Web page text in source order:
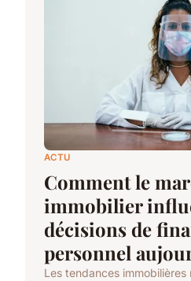
ACTU
Comment le
immobilier
décisions de
personnel
Les tendances